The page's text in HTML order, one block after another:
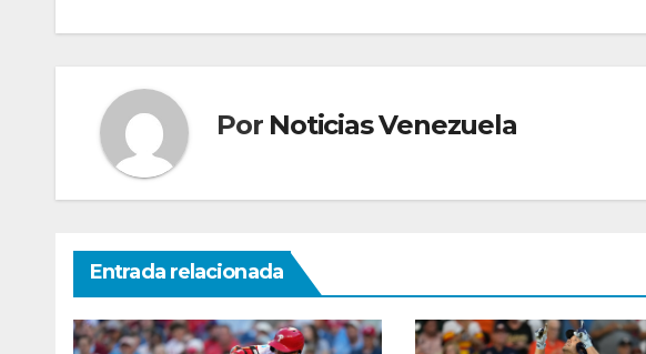
entradas
Por Noticias Venezuela
Entrada relacionada